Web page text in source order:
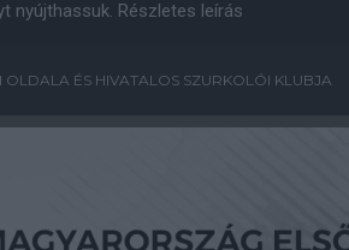
nyújthassuk. Részletes leírás
OLDALA ÉS HIVATALOS SZURKOLÓI KLUBJA